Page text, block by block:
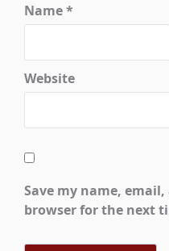
Name*
Website
Save my name,
browser for the next